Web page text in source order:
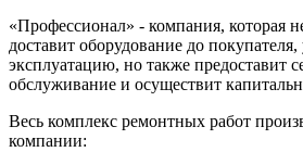
«Профессионал» - компания, которая
доставит оборудование до
эксплуатацию, но также предоставит
обслуживание и осуществит
Весь комплекс ремонтных работ
компании: